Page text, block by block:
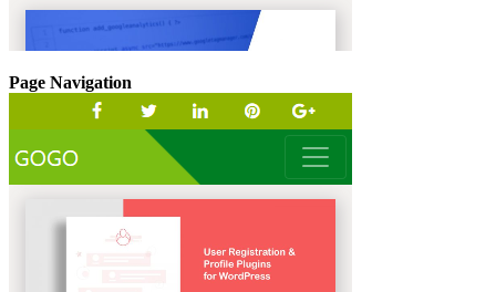
Page Navigation